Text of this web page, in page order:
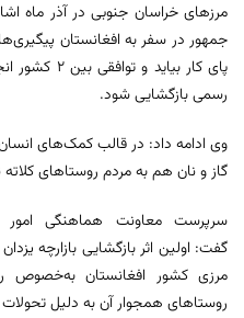
مرزهای خراسان جنوبی در آذر ماه
جمهور در سفر به افغانستان
پای کار
رسمی بازگشایی شود.
وی ادامه داد: در قالب کمک‌های
گاز و نان هم به مردم روستاهای
سرپرست معاونت هماهنگی امور
گفت: اولین اثر بازگشایی بازارچه
مرزی کشور افغانستان به‌خصوص
روستاهای همجوار آن به دلیل